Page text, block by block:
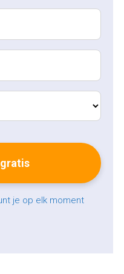
je op elk moment